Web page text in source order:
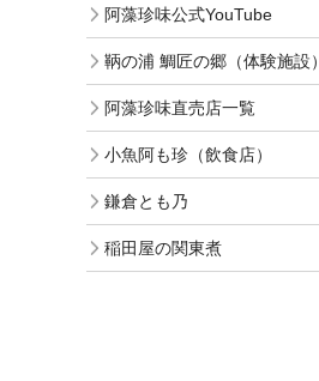
阿藻珍味公式YouTube
鞆の浦 鯛匠の郷（体験施設）
阿藻珍味直売店一覧
小魚阿も珍（飲食店）
鎌倉とも乃
稲田屋の関東煮